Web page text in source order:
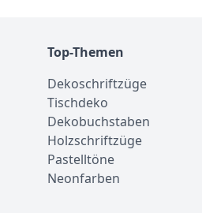
Top-Themen
Dekoschriftzüge
Tischdeko
Dekobuchstaben
Holzschriftzüge
Pastelltöne
Neonfarben